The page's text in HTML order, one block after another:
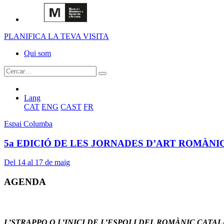
PLANIFICA LA TEVA VISITA
Qui som
Lang
CAT ENG CAST FR
Espai Columba
5a EDICIÓ DE LES JORNADES D’ART
Del 14 al 17 de maig
AGENDA
L’STRAPPO O L’INICI DE L’ESPOLI DEL ROMÀNIC